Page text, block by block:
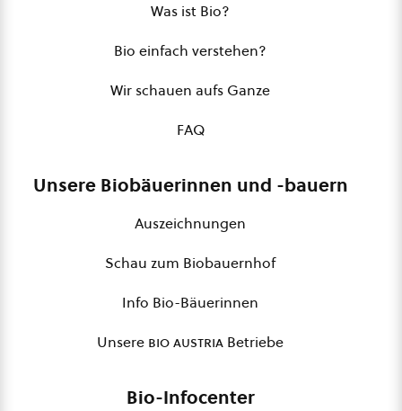
Was ist Bio?
Bio einfach verstehen?
Wir schauen aufs Ganze
FAQ
Unsere Biobäuerinnen und -bauern
Auszeichnungen
Schau zum Biobauernhof
Info Bio-Bäuerinnen
Unsere bio austria Betriebe
Bio-Infocenter